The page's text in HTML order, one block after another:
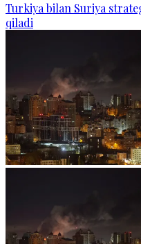
Turkiya bilan Suriya
qiladi